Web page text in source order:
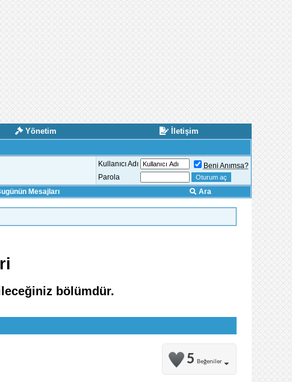
Yönetim İletişim
Kullanıcı Adı
Beni Anımsa?
Parola
Mesajları Ara
bölümdür.
5 Beğeniler